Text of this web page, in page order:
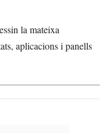
la mateixa
aplicacions i panells